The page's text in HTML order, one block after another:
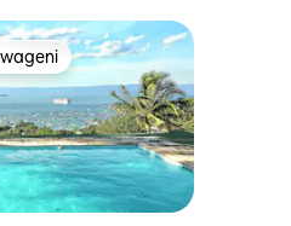
cha wageni